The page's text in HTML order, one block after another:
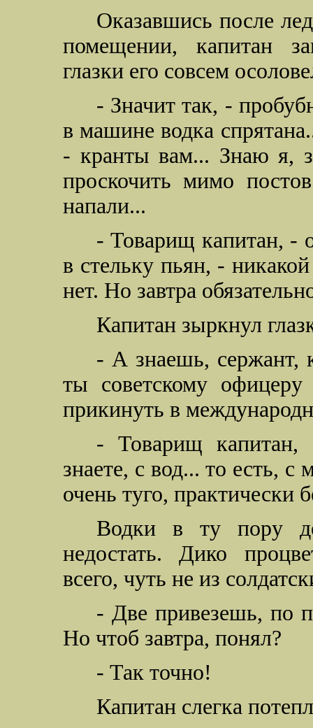
Оказавшись после
помещении, капитан
глазки его совсем
- Значит так, -
в машине водка
- кранты вам... Знаю я,
проскочить мимо
напали...
- Товарищ капитан, -
в стельку пьян, -
нет. Но завтра
Капитан зыркнул
- А знаешь, сержант,
ты советскому
прикинуть в
- Товарищ капитан,
знаете, с вод... то есть,
очень туго, практически
Водки в ту пору
недостать. Дико
всего, чуть не из
- Две привезешь, по
Но чтоб завтра, понял?
- Так точно!
Капитан слегка